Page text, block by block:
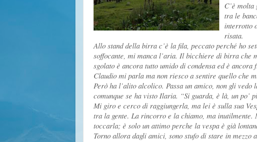
C’è molta
tra le
interrotto
risata.
Allo stand della birra c’è la fila, peccato perché ho
soffocante, mi manca l’aria. Il bicchiere di birra che
sgolato è ancora tutto umido di condensa ed è ancora
Claudio mi parla ma non riesco a sentire quello che
Però ha l’alito alcolico. Passa un amico, non gli vedo
comunque se ha visto Ilaria. “Si guarda, è là, un po’
Mi giro e cerco di raggiungerla, ma lei è sulla sua
tra la gente. La rincorro e la chiamo, ma inutilmente.
toccarla; è solo un attimo perche la vespa è già
Torno allora dagli amici, sono stufo di stare in mezzo